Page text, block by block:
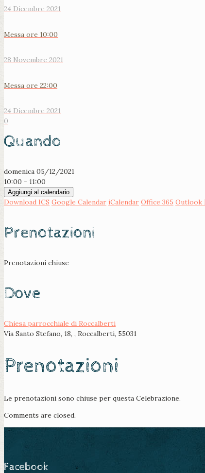
24 Dicembre 2021
Messa ore 10:00
28 Novembre 2021
Messa ore 22:00
24 Dicembre 2021
0
Quando
domenica 05/12/2021
10:00 - 11:00
Aggiungi al calendario
Download ICS Google Calendar iCalendar Office 365 Outlook
Prenotazioni
Prenotazioni chiuse
Dove
Chiesa parrocchiale di Roccalberti
Via Santo Stefano, 18, , Roccalberti, 55031
Prenotazioni
Le prenotazioni sono chiuse per questa Celebrazione.
Comments are closed.
Facebook